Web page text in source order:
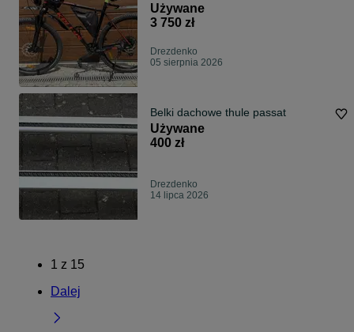
Używane
3 750 zł
Drezdenko
05 sierpnia 2026
Belki dachowe thule passat
Używane
400 zł
Drezdenko
14 lipca 2026
1 z 15
Dalej